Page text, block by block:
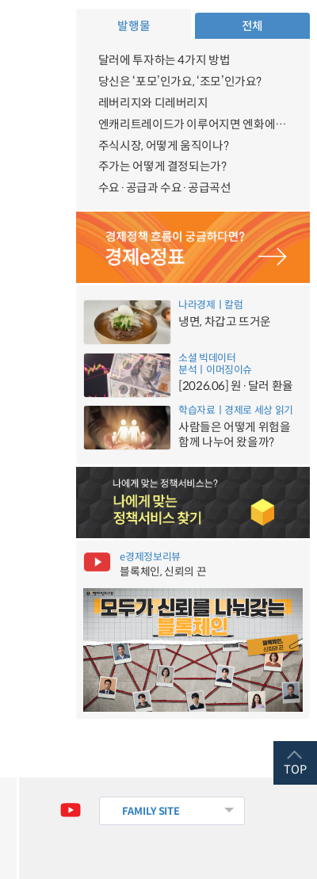
발행물 전체
달러에 투자하는 4가지 방법
당신은 ‘포모’인가요, ‘조모’인가요?
레버리지와 디레버리지
엔캐리트레이드가 이루어지면 엔화에 대한 수요가 증가하지 않나요?
주식시장, 어떻게 움직이나?
주가는 어떻게 결정되는가?
수요·공급과 수요·공급곡선
나라경제ㅣ칼럼
냉면, 차갑고 뜨거운
소셜 빅데이터
분석ㅣ이머징이슈
[2026.06] 원·달러 환율
학습자료ㅣ경제로 세상 읽기
사람들은 어떻게 위험을
함께 나누어 왔을까?
e경제정보리뷰
블록체인, 신뢰의 끈
FAMILY SITE
TOP